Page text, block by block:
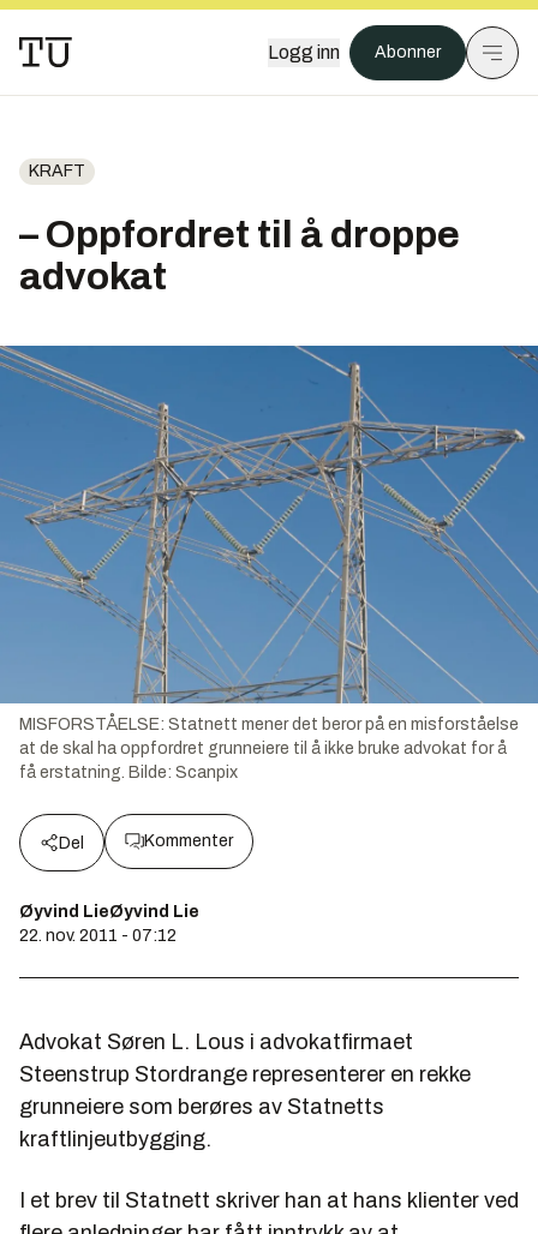
Logg inn Abonner
KRAFT
– Oppfordret til å droppe
advokat
MISFORSTÅELSE: Statnett mener det beror på en misforståelse
at de skal ha oppfordret grunneiere til å ikke bruke advokat for å
få erstatning. Bilde: Scanpix
Del Kommenter
Øyvind LieØyvind Lie
22. nov. 2011 - 07:12
Advokat Søren L. Lous i advokatfirmaet
Steenstrup Stordrange representerer en rekke
grunneiere som berøres av Statnetts
kraftlinjeutbygging.
I et brev til Statnett skriver han at hans klienter ved